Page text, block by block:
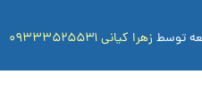
توسط زهرا کیانی ۰۹۳۳۳۵۲۵۵۳۱